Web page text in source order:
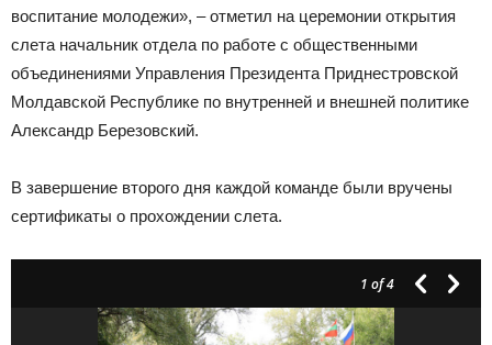
воспитание молодежи», – отметил на церемонии открытия
слета начальник отдела по работе с общественными
объединениями Управления Президента Приднестровской
Молдавской Республике по внутренней и внешней политике
Александр Березовский.
В завершение второго дня каждой команде были вручены
сертификаты о прохождении слета.
1 of 4